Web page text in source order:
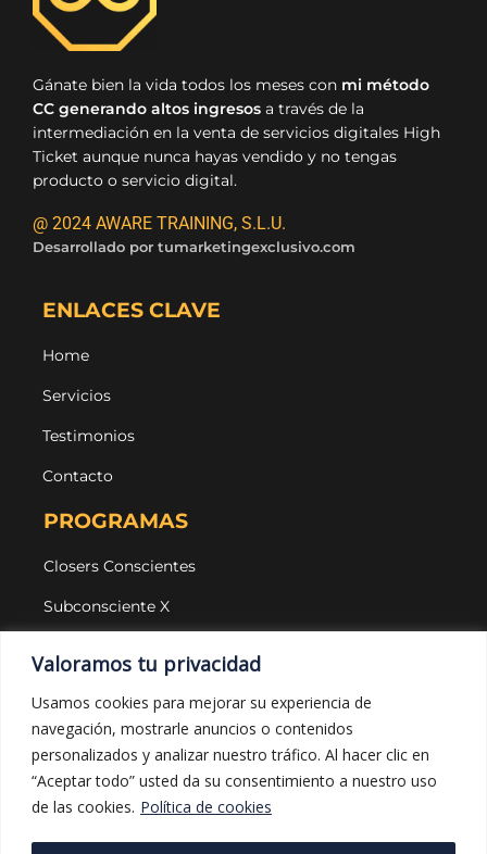
Valoramos tu privacidad
Usamos cookies para mejorar su experiencia de
navegación, mostrarle anuncios o contenidos
personalizados y analizar nuestro tráfico. Al hacer clic en
“Aceptar todo” usted da su consentimiento a nuestro uso
de las cookies. Política de cookies
Gánate bien la vida todos los meses con mi método
CC generando altos ingresos a través de la
intermediación en la venta de servicios digitales High
Ticket aunque nunca hayas vendido y no tengas
producto o servicio digital.
@ 2024 AWARE TRAINING, S.L.U.
Desarrollado por tumarketingexclusivo.com
ENLACES CLAVE
Home
Servicios
Testimonios
Contacto
PROGRAMAS
Closers Conscientes
Subconsciente X
LEGAL Y PROTECCIÓN
Aviso legal
Política de privacidad
Política de cookies